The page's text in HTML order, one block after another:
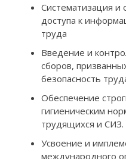
Систематизация и
доступа к
труда
Введение и
сборов,
безопасность
Обеспечение
гигиеническим
трудящихся и СИЗ.
Усвоение и
международного